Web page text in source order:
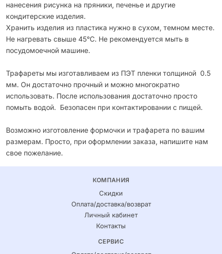
нанесения рисунка на пряники, печенье и другие
кондитерские изделия.
Хранить изделия из пластика нужно в сухом, темном месте.
Не нагревать свыше 45°С. Не рекомендуется мыть в
посудомоечной машине.
Трафареты мы изготавливаем из ПЭТ пленки толщиной 0.5
мм. Он достаточно прочный и можно многократно
использовать. После использования достаточно просто
помыть водой. Безопасен при контактировании с пищей.
Возможно изготовление формочки и трафарета по вашим
размерам. Просто, при оформлении заказа, напишите нам
свое пожелание.
КОМПАНИЯ
Скидки
Оплата/доставка/возврат
Личный кабинет
Контакты
СЕРВИС